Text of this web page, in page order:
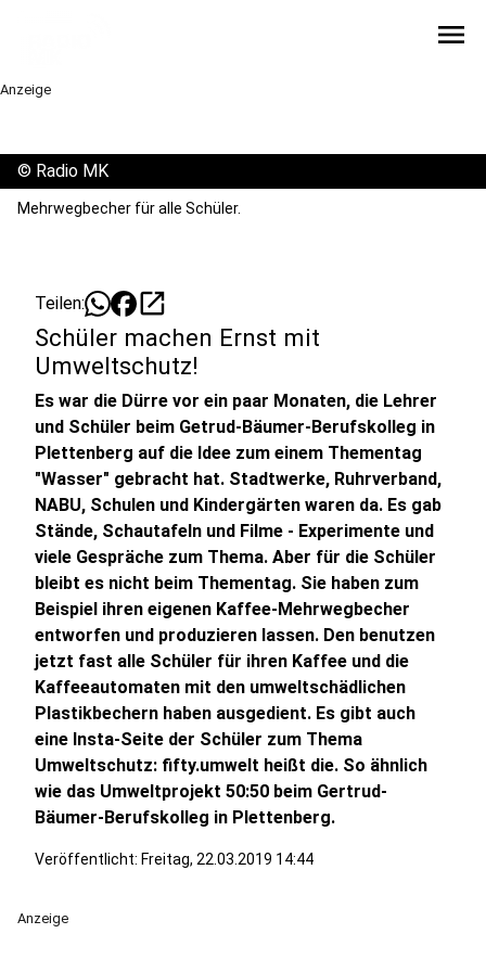
menu
Anzeige
© Radio MK
Mehrwegbecher für alle Schüler.
Teilen: open_in_new
Schüler machen Ernst mit
Umweltschutz!
Es war die Dürre vor ein paar Monaten, die Lehrer
und Schüler beim Getrud-Bäumer-Berufskolleg in
Plettenberg auf die Idee zum einem Thementag
"Wasser" gebracht hat. Stadtwerke, Ruhrverband,
NABU, Schulen und Kindergärten waren da. Es gab
Stände, Schautafeln und Filme - Experimente und
viele Gespräche zum Thema. Aber für die Schüler
bleibt es nicht beim Thementag. Sie haben zum
Beispiel ihren eigenen Kaffee-Mehrwegbecher
entworfen und produzieren lassen. Den benutzen
jetzt fast alle Schüler für ihren Kaffee und die
Kaffeeautomaten mit den umweltschädlichen
Plastikbechern haben ausgedient. Es gibt auch
eine Insta-Seite der Schüler zum Thema
Umweltschutz: fifty.umwelt heißt die. So ähnlich
wie das Umweltprojekt 50:50 beim Gertrud-
Bäumer-Berufskolleg in Plettenberg.
Veröffentlicht: Freitag, 22.03.2019 14:44
Anzeige